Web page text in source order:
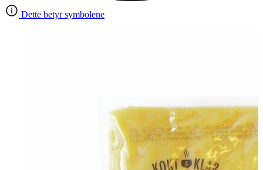
Dette betyr symbolene